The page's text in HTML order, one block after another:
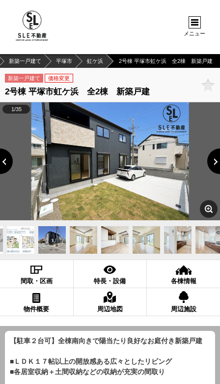
メニュー
新築一戸建て 平塚市 虹ケ浜 2号棟 平塚市虹ケ浜 全2棟 新築戸建
新築一戸建て 価格変更
2号棟 平塚市虹ケ浜 全2棟 新築戸建
1/35
間取・区画 特長・設備 各棟情報
物件概要 周辺地図 周辺施設
【駐車２台可】全棟南向きで陽当たり良好なお庭付き新築戸建
■ＬＤＫ１７帖以上の開放感ある広々としたリビング
■各居室収納＋土間収納などの収納が充実の間取り